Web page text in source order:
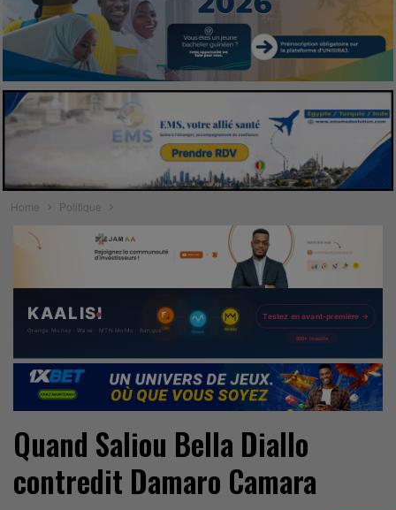
Home Politique
Quand Saliou Bella Diallo
contredit Damaro Camara